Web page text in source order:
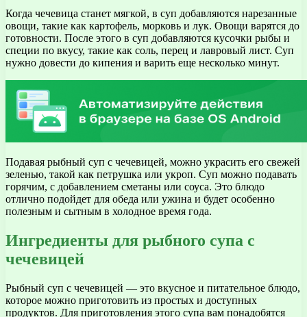
Когда чечевица станет мягкой, в суп добавляются нарезанные
овощи, такие как картофель, морковь и лук. Овощи варятся до
готовности. После этого в суп добавляются кусочки рыбы и
специи по вкусу, такие как соль, перец и лавровый лист. Суп
нужно довести до кипения и варить еще несколько минут.
Подавая рыбный суп с чечевицей, можно украсить его свежей
зеленью, такой как петрушка или укроп. Суп можно подавать
горячим, с добавлением сметаны или соуса. Это блюдо
отлично подойдет для обеда или ужина и будет особенно
полезным и сытным в холодное время года.
Ингредиенты для рыбного супа с
чечевицей
Рыбный суп с чечевицей — это вкусное и питательное блюдо,
которое можно приготовить из простых и доступных
продуктов. Для приготовления этого супа вам понадобятся